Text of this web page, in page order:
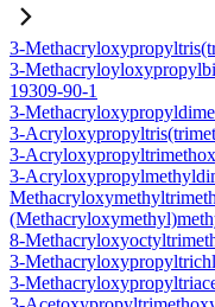
3-
3-
19309-90-1
3-
3-
3-
3-
8-
3-
3-